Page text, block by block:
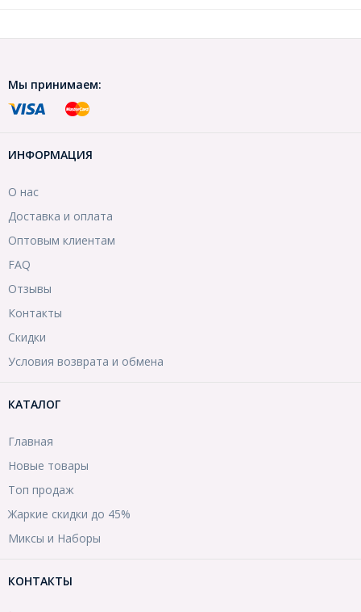
Мы принимаем:
ИНФОРМАЦИЯ
О нас
Доставка и оплата
Оптовым клиентам
FAQ
Отзывы
Контакты
Скидки
Условия возврата и обмена
КАТАЛОГ
Главная
Новые товары
Топ продаж
Жаркие скидки до 45%
Миксы и Наборы
КОНТАКТЫ